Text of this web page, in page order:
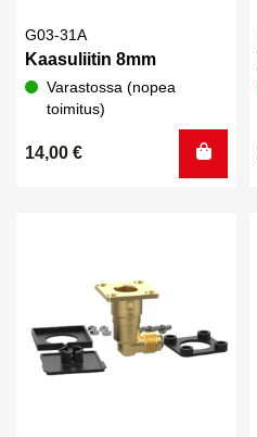
G03-31A
Kaasuliitin 8mm
Varastossa (nopea
toimitus)
14,00 €